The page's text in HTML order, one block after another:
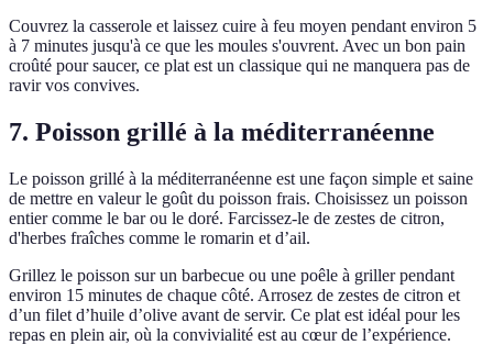
Couvrez la casserole et laissez cuire à feu moyen pendant environ 5
à 7 minutes jusqu'à ce que les moules s'ouvrent. Avec un bon pain
croûté pour saucer, ce plat est un classique qui ne manquera pas de
ravir vos convives.
7. Poisson grillé à la méditerranéenne
Le poisson grillé à la méditerranéenne est une façon simple et saine
de mettre en valeur le goût du poisson frais. Choisissez un poisson
entier comme le bar ou le doré. Farcissez-le de zestes de citron,
d'herbes fraîches comme le romarin et d’ail.
Grillez le poisson sur un barbecue ou une poêle à griller pendant
environ 15 minutes de chaque côté. Arrosez de zestes de citron et
d’un filet d’huile d’olive avant de servir. Ce plat est idéal pour les
repas en plein air, où la convivialité est au cœur de l’expérience.